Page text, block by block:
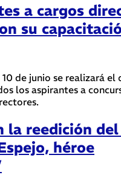
a cargos
su
de junio se realizará el
los aspirantes a
la reedición
héroe